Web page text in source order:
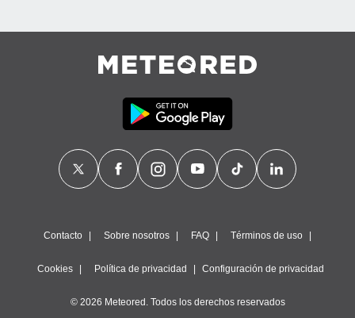
Contacto Sobre nosotros FAQ Términos de uso
Cookies Política de privacidad Configuración de privacidad
© 2026 Meteored. Todos los derechos reservados